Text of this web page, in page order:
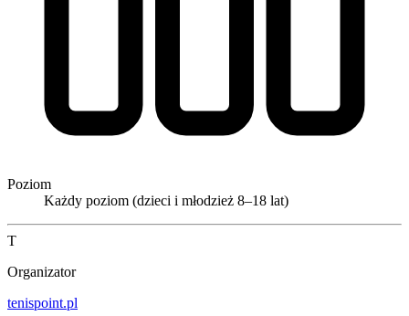
Poziom
Każdy poziom (dzieci i młodzież 8–18 lat)
T
Organizator
tenispoint.pl